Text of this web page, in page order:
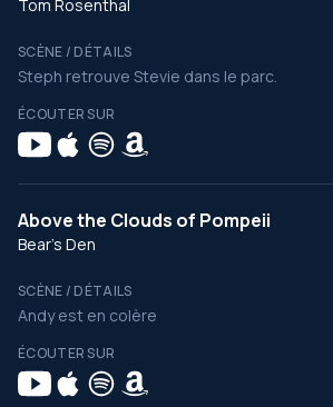
Tom Rosenthal
SCÈNE / DÉTAILS
Steph retrouve Stevie dans le parc.
ÉCOUTER SUR
Above the Clouds of Pompeii
Bear's Den
SCÈNE / DÉTAILS
Andy est en colère
ÉCOUTER SUR